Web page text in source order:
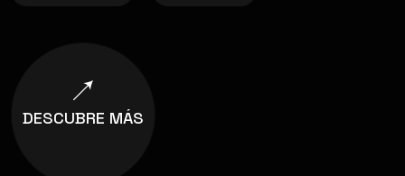
DESCUBRE MÁS